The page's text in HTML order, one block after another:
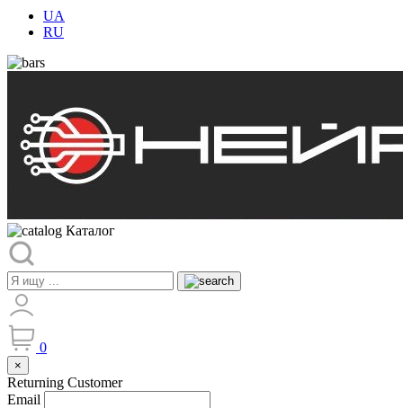
UA
RU
Каталог
0
×
Returning Customer
Email